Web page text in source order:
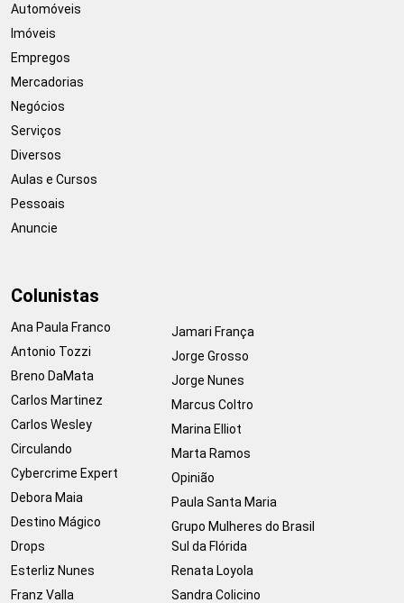
Automóveis
Imóveis
Empregos
Mercadorias
Negócios
Serviços
Diversos
Aulas e Cursos
Pessoais
Anuncie
Colunistas
Ana Paula Franco
Antonio Tozzi
Breno DaMata
Carlos Martinez
Carlos Wesley
Circulando
Cybercrime Expert
Debora Maia
Destino Mágico
Drops
Esterliz Nunes
Franz Valla
Jamari França
Jorge Grosso
Jorge Nunes
Marcus Coltro
Marina Elliot
Marta Ramos
Opinião
Paula Santa Maria
Grupo Mulheres do Brasil
Sul da Flórida
Renata Loyola
Sandra Colicino